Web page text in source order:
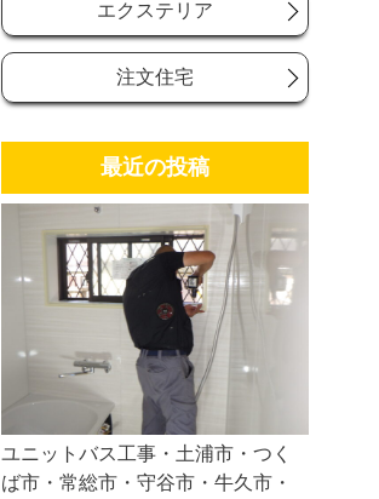
エクステリア
注文住宅
最近の投稿
ユニットバス工事・土浦市・つく
ば市・常総市・守谷市・牛久市・